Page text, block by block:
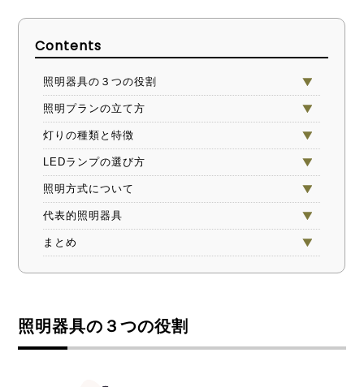
Contents
照明器具の３つの役割
照明プランの立て方
灯りの種類と特徴
LEDランプの選び方
照明方式について
代表的照明器具
まとめ
照明器具の３つの役割